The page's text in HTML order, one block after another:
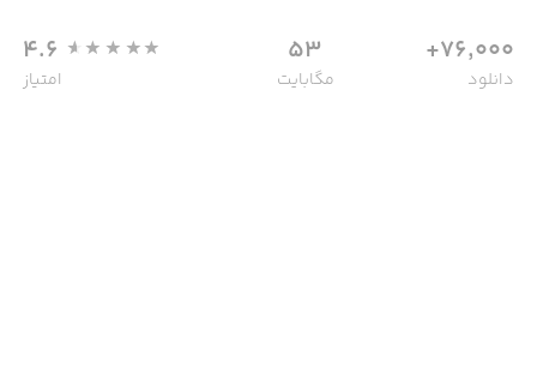
76,000+
دانلود
53
مگابایت
4.6
امتیاز